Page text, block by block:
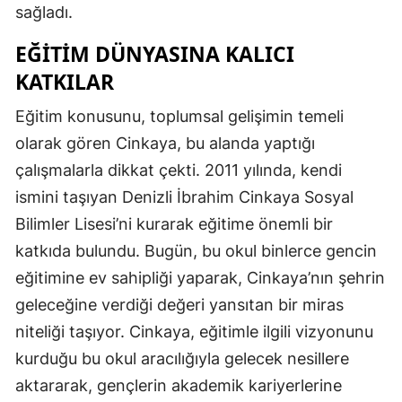
sağladı.
EĞITIM DÜNYASINA KALICI
KATKILAR
Eğitim konusunu, toplumsal gelişimin temeli
olarak gören Cinkaya, bu alanda yaptığı
çalışmalarla dikkat çekti. 2011 yılında, kendi
ismini taşıyan Denizli İbrahim Cinkaya Sosyal
Bilimler Lisesi’ni kurarak eğitime önemli bir
katkıda bulundu. Bugün, bu okul binlerce gencin
eğitimine ev sahipliği yaparak, Cinkaya’nın şehrin
geleceğine verdiği değeri yansıtan bir miras
niteliği taşıyor. Cinkaya, eğitimle ilgili vizyonunu
kurduğu bu okul aracılığıyla gelecek nesillere
aktararak, gençlerin akademik kariyerlerine